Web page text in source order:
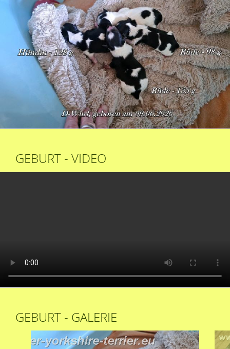
GEBURT - VIDEO
GEBURT - GALERIE